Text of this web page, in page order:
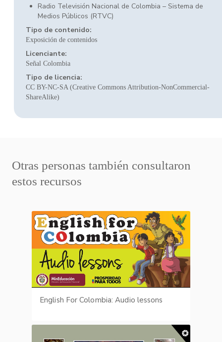
Radio Televisión Nacional de Colombia – Sistema de
Medios Públicos (RTVC)
Tipo de contenido:
Exposición de contenidos
Licenciante:
Señal Colombia
Tipo de licencia:
CC BY-NC-SA (Creative Commons Attribution-NonCommercial-
ShareAlike)
Otras personas también consultaron
estos recursos
English For Colombia: Audio lessons